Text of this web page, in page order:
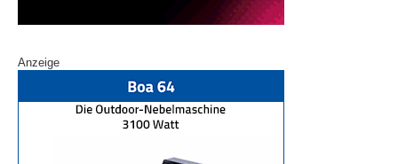
Anzeige